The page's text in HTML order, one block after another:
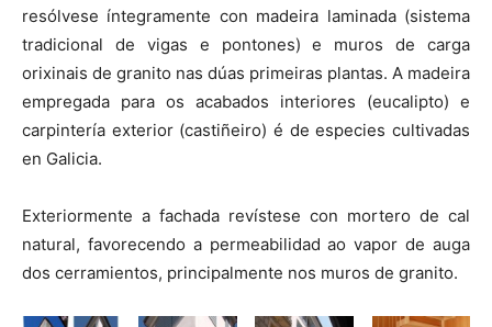
resólvese íntegramente con madeira laminada (sistema
tradicional de vigas e pontones) e muros de carga
orixinais de granito nas dúas primeiras plantas. A madeira
empregada para os acabados interiores (eucalipto) e
carpintería exterior (castiñeiro) é de especies cultivadas
en Galicia.
Exteriormente a fachada revístese con mortero de cal
natural, favorecendo a permeabilidad ao vapor de auga
dos cerramientos, principalmente nos muros de granito.